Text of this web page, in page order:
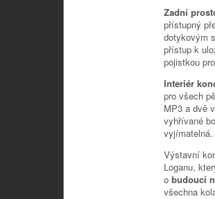
Zadní
přístupný
dotykovým
přístup k
pojistkou
Interiér
pro všech
MP3 a dvě
vyhřívané
vyjímatelná.
Výstavní
Loganu,
o budoucí
všechna